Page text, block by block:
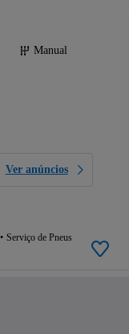
Manual
Ver anúncios
Serviço de Pneus